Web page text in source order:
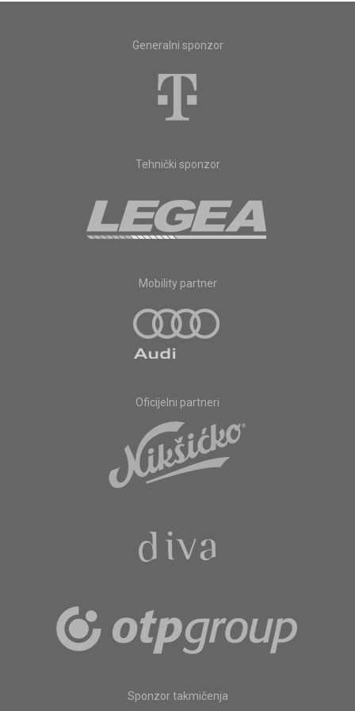
Generalni sponzor
Tehnički sponzor
Mobility partner
Oficijelni partneri
Sponzor takmičenja